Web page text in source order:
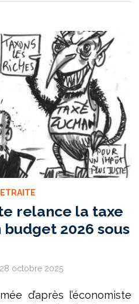
relance la taxe
2026 sous
28 octobre 2025
d’après l’économiste